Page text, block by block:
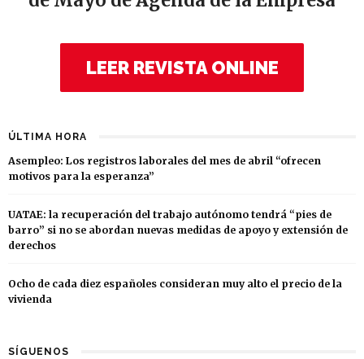
LEER REVISTA ONLINE
ÚLTIMA HORA
Asempleo: Los registros laborales del mes de abril “ofrecen
motivos para la esperanza”
UATAE: la recuperación del trabajo autónomo tendrá “pies de
barro” si no se abordan nuevas medidas de apoyo y extensión de
derechos
Ocho de cada diez españoles consideran muy alto el precio de la
vivienda
SÍGUENOS